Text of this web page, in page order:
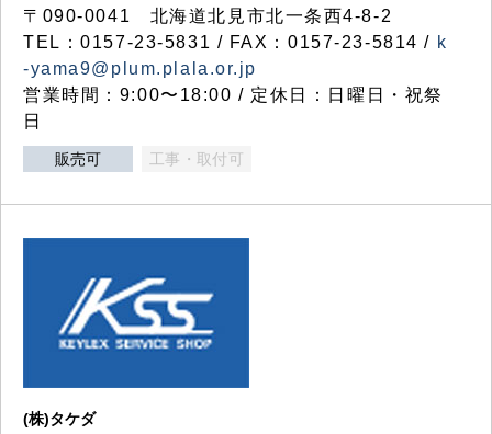
〒090-0041 北海道北見市北一条西4-8-2
TEL：0157-23-5831 / FAX：0157-23-5814 / k
-yama9@plum.plala.or.jp
営業時間：9:00〜18:00 / 定休日：日曜日・祝祭
日
販売可 工事・取付可
(株)タケダ